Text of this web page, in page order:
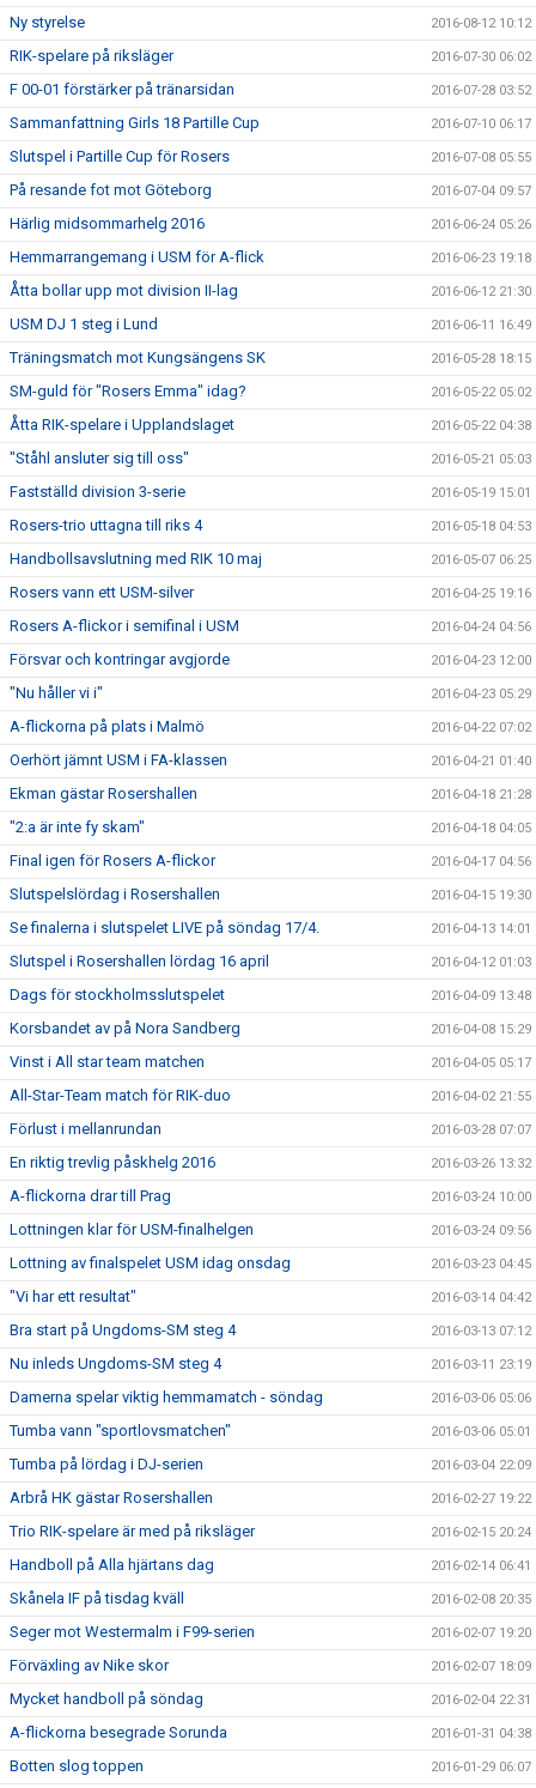
Ny styrelse 2016-08-12 10:12
RIK-spelare på riksläger 2016-07-30 06:02
F 00-01 förstärker på tränarsidan 2016-07-28 03:52
Sammanfattning Girls 18 Partille Cup 2016-07-10 06:17
Slutspel i Partille Cup för Rosers 2016-07-08 05:55
På resande fot mot Göteborg 2016-07-04 09:57
Härlig midsommarhelg 2016 2016-06-24 05:26
Hemmarrangemang i USM för A-flick 2016-06-23 19:18
Åtta bollar upp mot division II-lag 2016-06-12 21:30
USM DJ 1 steg i Lund 2016-06-11 16:49
Träningsmatch mot Kungsängens SK 2016-05-28 18:15
SM-guld för "Rosers Emma" idag? 2016-05-22 05:02
Åtta RIK-spelare i Upplandslaget 2016-05-22 04:38
"Ståhl ansluter sig till oss" 2016-05-21 05:03
Fastställd division 3-serie 2016-05-19 15:01
Rosers-trio uttagna till riks 4 2016-05-18 04:53
Handbollsavslutning med RIK 10 maj 2016-05-07 06:25
Rosers vann ett USM-silver 2016-04-25 19:16
Rosers A-flickor i semifinal i USM 2016-04-24 04:56
Försvar och kontringar avgjorde 2016-04-23 12:00
"Nu håller vi i" 2016-04-23 05:29
A-flickorna på plats i Malmö 2016-04-22 07:02
Oerhört jämnt USM i FA-klassen 2016-04-21 01:40
Ekman gästar Rosershallen 2016-04-18 21:28
"2:a är inte fy skam" 2016-04-18 04:05
Final igen för Rosers A-flickor 2016-04-17 04:56
Slutspelslördag i Rosershallen 2016-04-15 19:30
Se finalerna i slutspelet LIVE på söndag 17/4. 2016-04-13 14:01
Slutspel i Rosershallen lördag 16 april 2016-04-12 01:03
Dags för stockholmsslutspelet 2016-04-09 13:48
Korsbandet av på Nora Sandberg 2016-04-08 15:29
Vinst i All star team matchen 2016-04-05 05:17
All-Star-Team match för RIK-duo 2016-04-02 21:55
Förlust i mellanrundan 2016-03-28 07:07
En riktig trevlig påskhelg 2016 2016-03-26 13:32
A-flickorna drar till Prag 2016-03-24 10:00
Lottningen klar för USM-finalhelgen 2016-03-24 09:56
Lottning av finalspelet USM idag onsdag 2016-03-23 04:45
"Vi har ett resultat" 2016-03-14 04:42
Bra start på Ungdoms-SM steg 4 2016-03-13 07:12
Nu inleds Ungdoms-SM steg 4 2016-03-11 23:19
Damerna spelar viktig hemmamatch - söndag 2016-03-06 05:06
Tumba vann "sportlovsmatchen" 2016-03-06 05:01
Tumba på lördag i DJ-serien 2016-03-04 22:09
Arbrå HK gästar Rosershallen 2016-02-27 19:22
Trio RIK-spelare är med på riksläger 2016-02-15 20:24
Handboll på Alla hjärtans dag 2016-02-14 06:41
Skånela IF på tisdag kväll 2016-02-08 20:35
Seger mot Westermalm i F99-serien 2016-02-07 19:20
Förväxling av Nike skor 2016-02-07 18:09
Mycket handboll på söndag 2016-02-04 22:31
A-flickorna besegrade Sorunda 2016-01-31 04:38
Botten slog toppen 2016-01-29 06:07